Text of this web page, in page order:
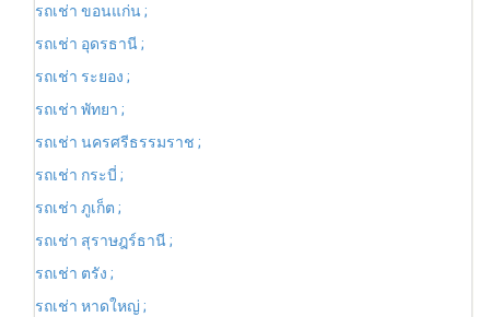
รถเช่า ขอนแก่น ;
รถเช่า อุดรธานี ;
รถเช่า ระยอง ;
รถเช่า พัทยา ;
รถเช่า นครศรีธรรมราช ;
รถเช่า กระบี่ ;
รถเช่า ภูเก็ต ;
รถเช่า สุราษฎร์ธานี ;
รถเช่า ตรัง ;
รถเช่า หาดใหญ่ ;